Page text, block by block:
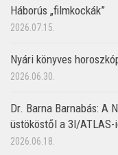
Háborús „filmkockák”
2026.07.15.
Nyári könyves
2026.06.30.
Dr. Barna Barnabás: A
üstököstől a 3I/ATLAS-
2026.06.18.